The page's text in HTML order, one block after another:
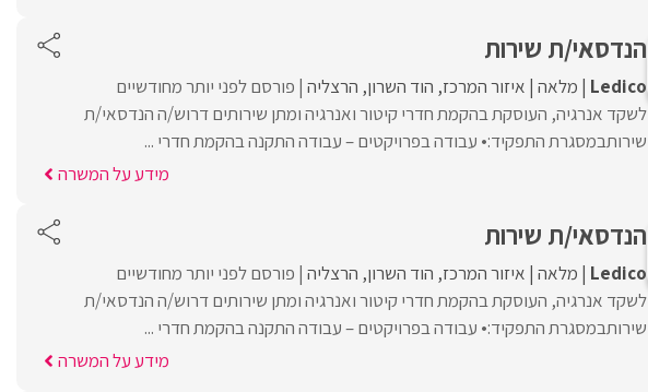
הנדסאי/ת שירות
Ledico מלאה איזור המרכז הוד השרון הרצליה פורסם לפני יותר מחודשיים
לשקד אנרגיה, העוסקת בהקמת חדרי קיטור ואנרגיה ומתן שירותים דרוש/ה הנדסאי/ת
שירותבמסגרת התפקיד:• עבודה בפרויקטים – עבודה התקנה בהקמת חדרי ...
מידע על המשרה
הנדסאי/ת שירות
Ledico מלאה איזור המרכז הוד השרון הרצליה פורסם לפני יותר מחודשיים
לשקד אנרגיה, העוסקת בהקמת חדרי קיטור ואנרגיה ומתן שירותים דרוש/ה הנדסאי/ת
שירותבמסגרת התפקיד:• עבודה בפרויקטים – עבודה התקנה בהקמת חדרי ...
מידע על המשרה